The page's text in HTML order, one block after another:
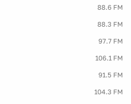
88.6 FM
88.3 FM
97.7 FM
106.1 FM
91.5 FM
104.3 FM